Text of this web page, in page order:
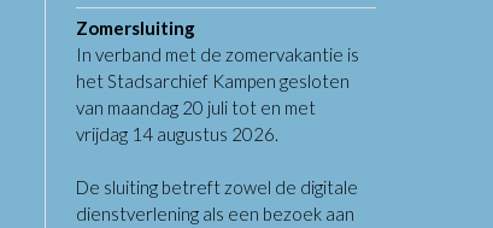
Zomersluiting
In verband met de zomervakantie is
het Stadsarchief Kampen gesloten
van maandag 20 juli tot en met
vrijdag 14 augustus 2026.
De sluiting betreft zowel de digitale
dienstverlening als een bezoek aan